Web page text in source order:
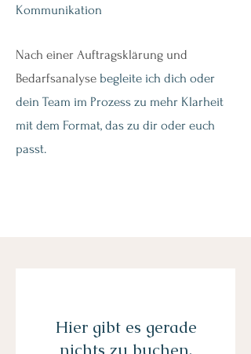
Kommunikation
Nach einer Auftragsklärung und
Bedarfsanalyse begleite ich dich oder
dein Team im Prozess zu mehr Klarheit
mit dem Format, das zu dir oder euch
passt.
Hier gibt es gerade
nichts zu buchen.